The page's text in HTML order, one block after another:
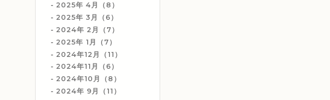
2025年 4月（8）
2025年 3月（6）
2024年 2月（7）
2025年 1月（7）
2024年12月（11）
2024年11月（6）
2024年10月（8）
2024年 9月（11）